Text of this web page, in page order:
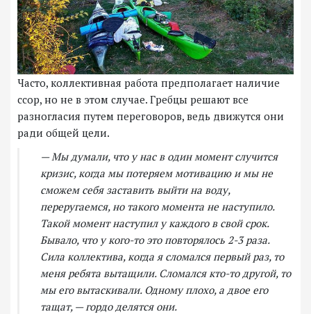
Часто, коллективная работа предполагает наличие
ссор, но не в этом случае. Гребцы решают все
разногласия путем переговоров, ведь движутся они
ради общей цели.
— Мы думали, что у нас в один момент случится
кризис, когда мы потеряем мотивацию и мы не
сможем себя заставить выйти на воду,
переругаемся, но такого момента не наступило.
Такой момент наступил у каждого в свой срок.
Бывало, что у кого-то это повторялось 2-3 раза.
Сила коллектива, когда я сломался первый раз, то
меня ребята вытащили. Сломался кто-то другой, то
мы его вытаскивали. Одному плохо, а двое его
тащат, — гордо делятся они.